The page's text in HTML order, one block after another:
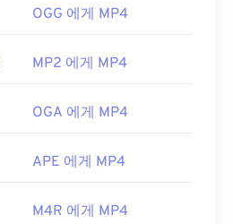
OGG 에게 MP4
MP2 에게 MP4
OGA 에게 MP4
APE 에게 MP4
M4R 에게 MP4